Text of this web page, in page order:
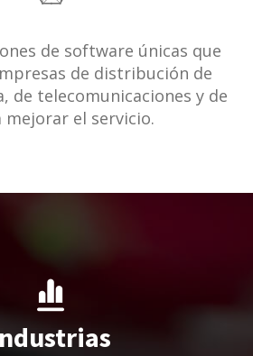
de software únicas que
de distribución de
de telecomunicaciones y de
mejorar el servicio.